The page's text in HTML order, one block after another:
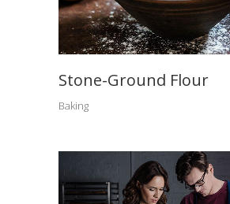
Stone-Ground Flour
Baking